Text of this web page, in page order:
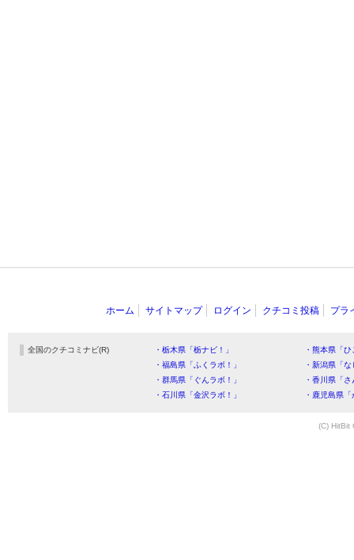
ホーム サイトマップ ログイン クチコミ投稿 プラ
全国のクチコミナビ(R) ・栃木県「栃ナビ！」
・熊本県「
・福島県「ふくラボ！」
・新潟県「
・群馬県「ぐんラボ！」
・香川県「
・石川県「金沢ラボ！」
・鹿児島県
(C) HitBit